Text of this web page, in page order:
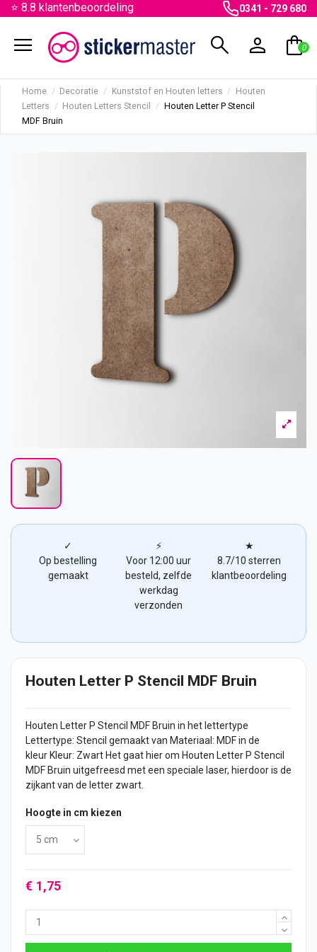
⭐ 8.8 klantenbeoordeling 0341 - 729 680
menu search person shopping_bag
0
Home Decoratie Kunststof en Houten letters
Houten
Letters
Houten Letters Stencil
Houten Letter P Stencil
MDF Bruin
✓
Op bestelling
gemaakt
⚡
Voor 12:00 uur
besteld, zelfde
werkdag
verzonden
★
8.7/10 sterren
klantbeoordeling
Houten Letter P Stencil MDF Bruin
Houten Letter P Stencil MDF Bruin in het lettertype
Lettertype: Stencil gemaakt van Materiaal: MDF in de
kleur Kleur: Zwart Het gaat hier om Houten Letter P Stencil
MDF Bruin uitgefreesd met een speciale laser, hierdoor is de
zijkant van de letter zwart.
Hoogte in cm kiezen
€ 1,75